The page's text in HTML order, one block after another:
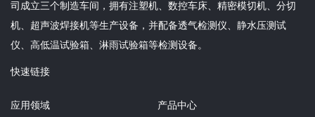
司成立三个制造车间，拥有注塑机、数控车床、精密模切机、分切
机、超声波焊接机等生产设备，并配备透气检测仪、静水压测试
仪、高低温试验箱、淋雨试验箱等检测设备。
快速链接
应用领域 产品中心